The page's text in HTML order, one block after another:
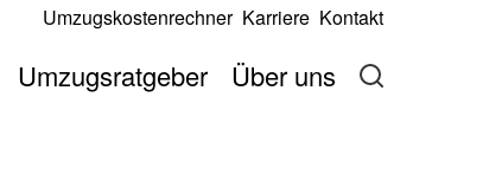
Jetzt anfragen
berechnen
Umzugsratgeber
Jetzt anfragen
Über uns
Umzugskostenrechner Karriere Kontakt